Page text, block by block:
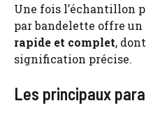
Une fois l’échantillon
par bandelette offre
rapide et complet,
signification précise.
Les principaux